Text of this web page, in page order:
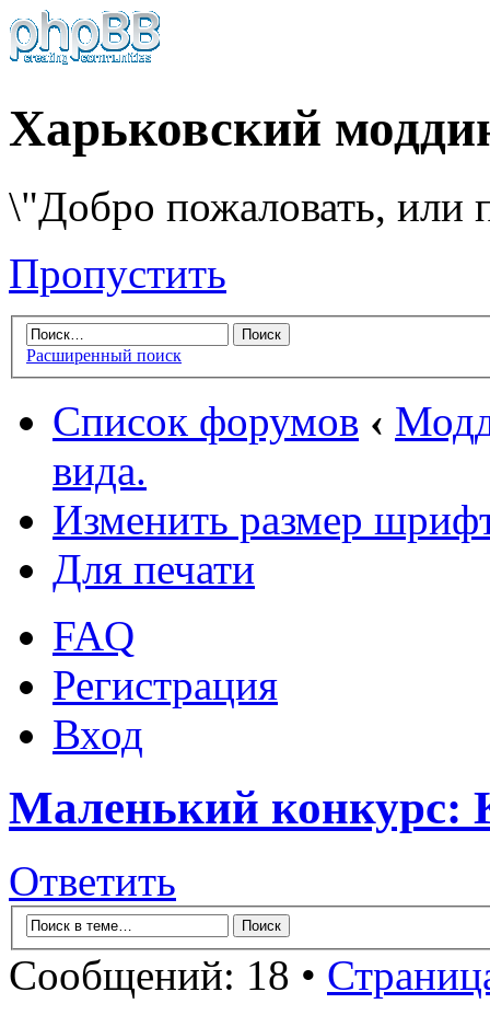
Харьковский
\"Добро пожаловать, или
Пропустить
Расширенный поиск
Список форумов ‹
вида.
Изменить размер
Для печати
FAQ
Регистрация
Вход
Маленький конкурс:
Ответить
Сообщений: 18 •